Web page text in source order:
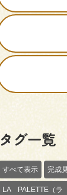
タグ一覧
すべて表示 完成
LA PALETTE（ラ